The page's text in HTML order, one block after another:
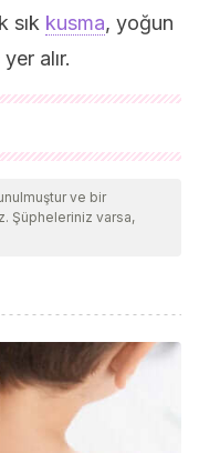
sık kusma, yoğun
alır.
güvenilirliklerini,
için ekibimiz
bibliyografisi
R.(2012). Parto
0
(2009). Amenaza de
membranas.
ve bir
Şüpheleriniz varsa,